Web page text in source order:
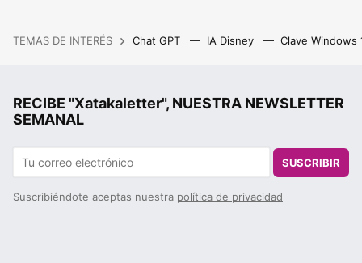
TEMAS DE INTERÉS Chat GPT IA Disney Clave Windows
RECIBE "Xatakaletter", NUESTRA NEWSLETTER
SEMANAL
SUSCRIBIR
Suscribiéndote aceptas nuestra política de privacidad